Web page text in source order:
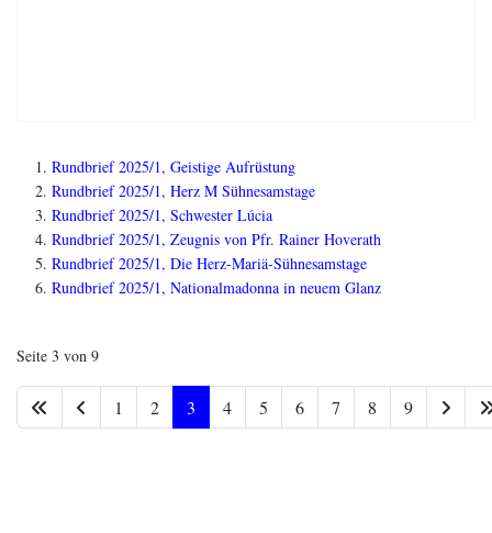
Rundbrief 2025/1, Geistige Aufrüstung
Rundbrief 2025/1, Herz M Sühnesamstage
Rundbrief 2025/1, Schwester Lúcia
Rundbrief 2025/1, Zeugnis von Pfr. Rainer Hoverath
Rundbrief 2025/1, Die Herz-Mariä-Sühnesamstage
Rundbrief 2025/1, Nationalmadonna in neuem Glanz
Seite 3 von 9
1 2 3 4 5 6 7 8 9